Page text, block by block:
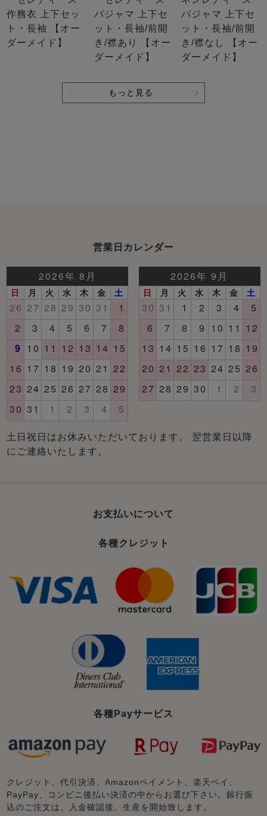
作務衣 上下セッ
ト・長袖 【オー
ダーメイド】
パジャマ 上下セ
ット・長袖/前開
き/襟あり 【オー
ダーメイド】
パジャマ 上下セ
ット・長袖/前開
き/襟なし 【オー
ダーメイド】
もっと見る
営業日カレンダー
土日祝日はお休みいただいております。 翌営業日以降
にご連絡いたします。
お支払いについて
各種クレジット
各種Payサービス
クレジット、代引決済、Amazonペイメント、楽天ペイ、
PayPay、コンビニ後払い決済の中からお選び下さい。銀行振
込のご注文は、入金確認後、生産を開始致します。